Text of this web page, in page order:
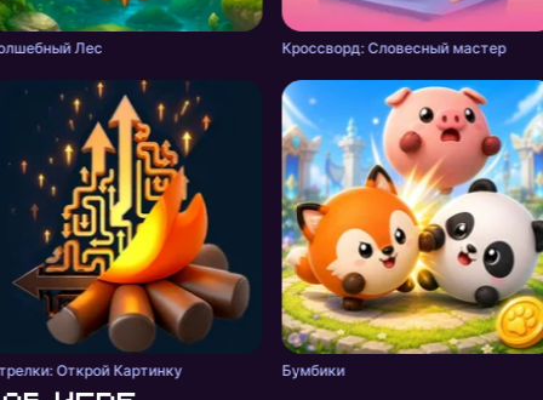
Лес Кроссворд: Словесный мастер
Открой Картинку Бумбики